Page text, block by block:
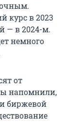
курс в 2023
— в 2024-м.
немного
от
напомнили,
биржевой